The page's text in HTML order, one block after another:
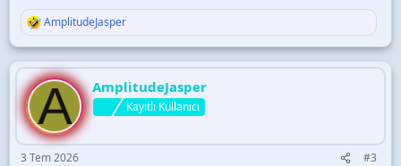
T
k
i
l
e
r
:
AmplitudeJasper
A AmplitudeJasper
Kayıtlı Kullanıcı
3 Tem 2026 #3